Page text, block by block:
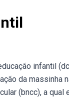
infantil
da massinha
(bncc), a